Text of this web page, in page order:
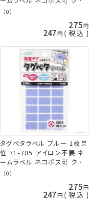
バー clv 手芸の山久
（0）
275
247 税込
タグペタラベル ブルー 1枚単
位 71-705 アイロン不要 ネ
ームラベル ネコポス可 クロ
バー clv 手芸の山久
（0）
275
247 税込